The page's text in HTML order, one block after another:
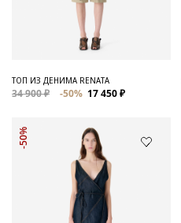
ТОП ИЗ ДЕНИМА RENATA
34 900 ₽ -50% 17 450 ₽
-50%